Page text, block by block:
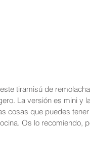
tiramisú de
La versión es mini y
cosas que puedes
Os lo recomiendo,